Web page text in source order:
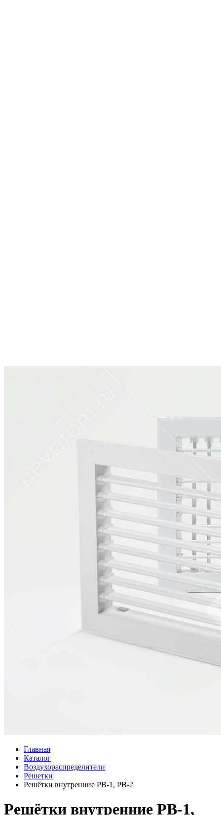
Главная
Каталог
Воздухораспределители
Решетки
Решётки внутренние РВ-1, РВ-2
Решётки внутренние РВ-1,